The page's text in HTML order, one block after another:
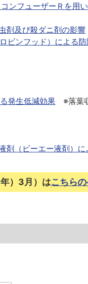
ンフューザーＲを用
剤及び殺ダニ剤の影響
ビンフッド）による
発生低減効果 ※落葉
剤（ビーエー液剤）
）3月）はこちら